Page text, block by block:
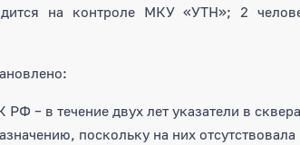
на контроле МКУ «УТН»; 2
РФ – в течение двух лет указатели в
поскольку на них